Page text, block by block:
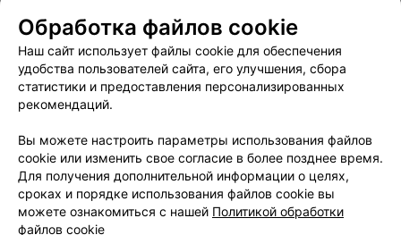
О проекте Новости проекта
Размещение рекламы
Медицинский маркетинг
Публичный договор
Пользовательское соглашение
Способы оплаты
Вакансии
Партнеры
Написать в поддержку
Персональные настройки cookie
Обработка персональных данных
Обработка файлов cookie
Наш сайт использует файлы cookie для обеспечения
удобства пользователей сайта, его улучшения, сбора
статистики и предоставления персонализированных
рекомендаций.
Вы можете настроить параметры использования файлов
cookie или изменить свое согласие в более позднее время.
Для получения дополнительной информации о целях,
сроках и порядке использования файлов cookie вы
можете ознакомиться с нашей Политикой обработки
файлов cookie